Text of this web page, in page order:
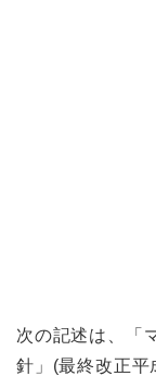
次の記述は、「
針」(最終改正